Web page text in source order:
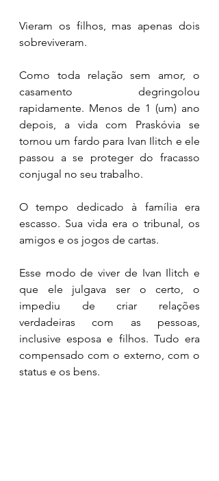
Vieram os filhos, mas apenas dois
sobreviveram.
Como toda relação sem amor, o
casamento degringolou
rapidamente. Menos de 1 (um) ano
depois, a vida com Praskóvia se
tornou um fardo para Ivan Ilitch e ele
passou a se proteger do fracasso
conjugal no seu trabalho.
O tempo dedicado à família era
escasso. Sua vida era o tribunal, os
amigos e os jogos de cartas.
Esse modo de viver de Ivan Ilitch e
que ele julgava ser o certo, o
impediu de criar relações
verdadeiras com as pessoas,
inclusive esposa e filhos. Tudo era
compensado com o externo, com o
status e os bens.